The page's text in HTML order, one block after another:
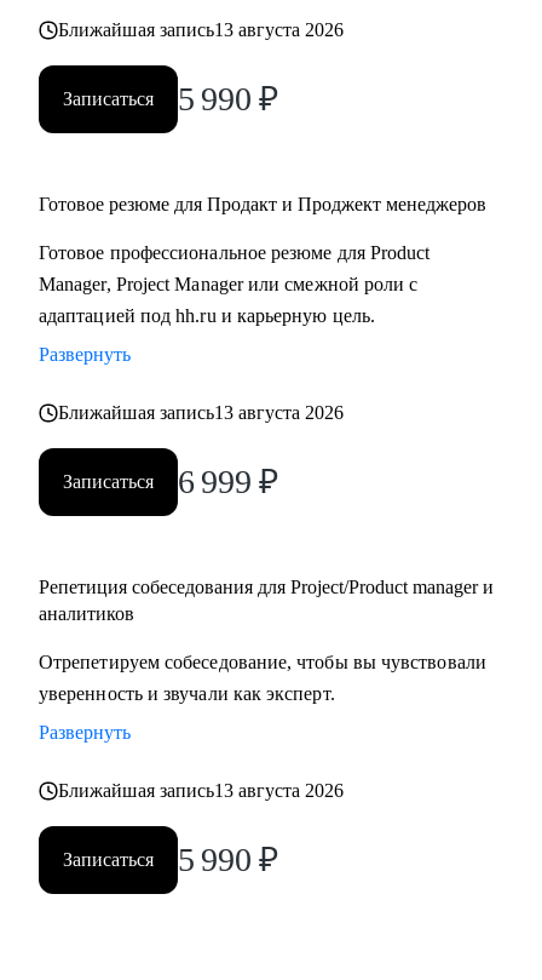
Ближайшая запись13 августа 2026
Записаться 5 990 ₽
Готовое резюме для Продакт и Проджект менеджеров
Готовое профессиональное резюме для Product
Manager, Project Manager или смежной роли с
адаптацией под hh.ru и карьерную цель.
Развернуть
Ближайшая запись13 августа 2026
Записаться 6 999 ₽
Репетиция собеседования для Project/Product manager и
аналитиков
Отрепетируем собеседование, чтобы вы чувствовали
уверенность и звучали как эксперт.
Развернуть
Ближайшая запись13 августа 2026
Записаться 5 990 ₽